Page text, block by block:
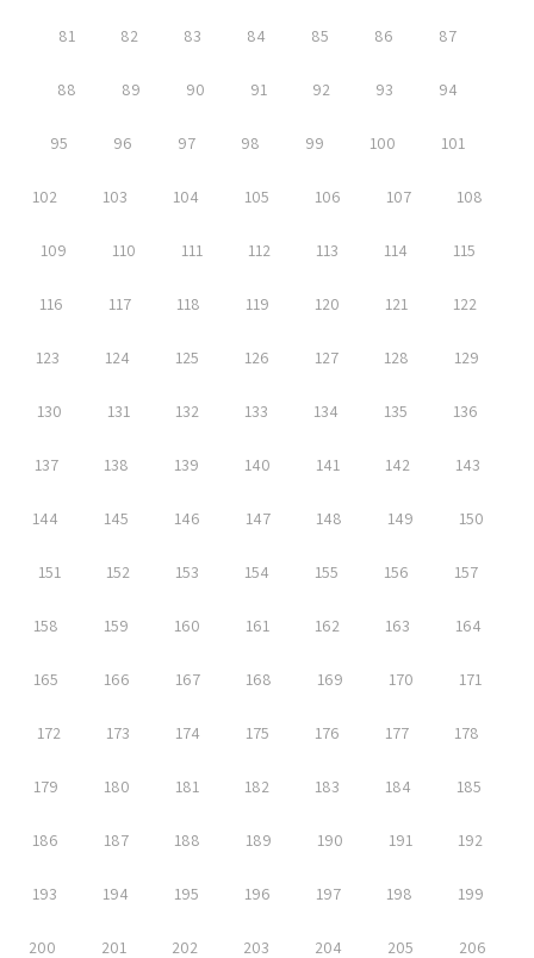
81 82 83 84 85 86 87
88 89 90 91 92 93 94
95 96 97 98 99 100 101
102 103 104 105 106 107 108
109 110 111 112 113 114 115
116 117 118 119 120 121 122
123 124 125 126 127 128 129
130 131 132 133 134 135 136
137 138 139 140 141 142 143
144 145 146 147 148 149 150
151 152 153 154 155 156 157
158 159 160 161 162 163 164
165 166 167 168 169 170 171
172 173 174 175 176 177 178
179 180 181 182 183 184 185
186 187 188 189 190 191 192
193 194 195 196 197 198 199
200 201 202 203 204 205 206